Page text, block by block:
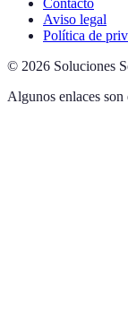
Contacto
Aviso legal
Política de
© 2026 Soluciones
Algunos enlaces son